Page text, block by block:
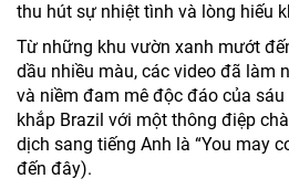
thu hút sự nhiệt tình và lòng hiếu
Từ những khu vườn xanh mướt
dầu nhiều màu, các video đã làm
và niềm đam mê độc đáo của
khắp Brazil với một thông điệp
dịch sang tiếng Anh là “You may
đến đây).